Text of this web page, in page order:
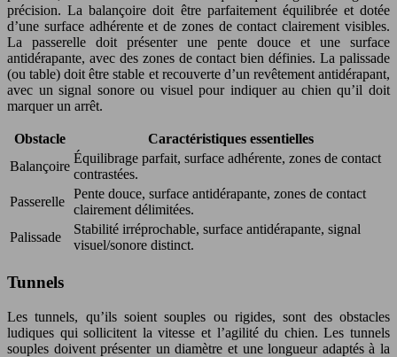
précision. La balançoire doit être parfaitement équilibrée et dotée
d’une surface adhérente et de zones de contact clairement visibles.
La passerelle doit présenter une pente douce et une surface
antidérapante, avec des zones de contact bien définies. La palissade
(ou table) doit être stable et recouverte d’un revêtement antidérapant,
avec un signal sonore ou visuel pour indiquer au chien qu’il doit
marquer un arrêt.
Obstacle
Caractéristiques essentielles
Balançoire
Équilibrage parfait, surface adhérente, zones de contact
contrastées.
Passerelle
Pente douce, surface antidérapante, zones de contact
clairement délimitées.
Palissade
Stabilité irréprochable, surface antidérapante, signal
visuel/sonore distinct.
Tunnels
Les tunnels, qu’ils soient souples ou rigides, sont des obstacles
ludiques qui sollicitent la vitesse et l’agilité du chien. Les tunnels
souples doivent présenter un diamètre et une longueur adaptés à la